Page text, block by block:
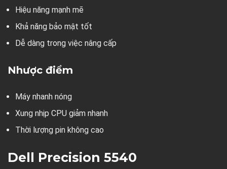
Hiệu năng mạnh mẽ
Khả năng bảo mật tốt
Dễ dàng trong việc nâng cấp
Nhược điểm
Máy nhanh nóng
Xung nhịp CPU giảm nhanh
Thời lượng pin không cao
Dell Precision 5540